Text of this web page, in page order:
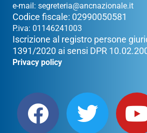
e-mail: segreteria@ancnazionale.it
Codice fiscale: 02990050581
P.iva: 01146241003
Iscrizione al registro persone
1391/2020 ai sensi DPR
Privacy policy